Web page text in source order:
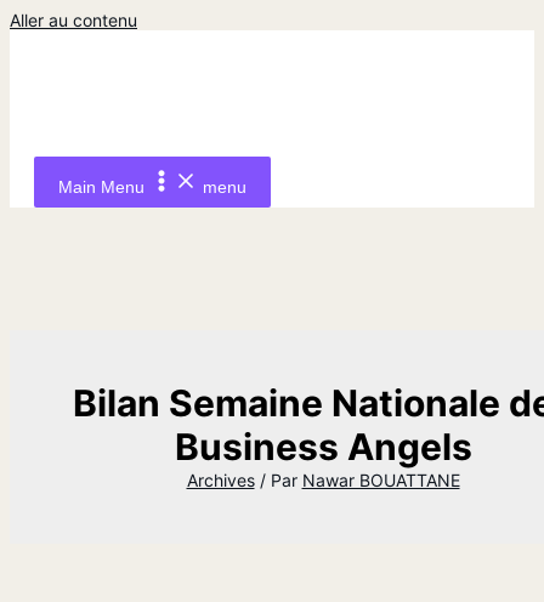
Aller au contenu
Main Menu menu
Bilan Semaine Nationale
Business Angels
Archives/ Par Nawar BOUATTANE